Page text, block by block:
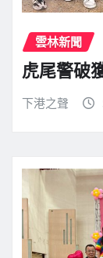
雲林新聞
虎尾警破
下港之聲